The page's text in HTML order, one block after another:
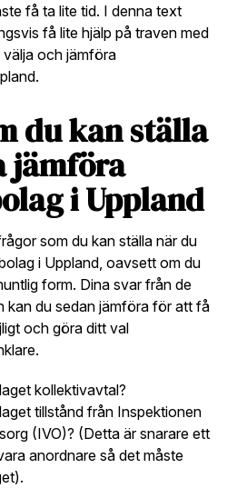
få ta lite tid. I denna text
få lite hjälp på traven med
och jämföra
du kan ställa
jämföra
i Uppland
som du kan ställa när du
i Uppland, oavsett om du
form. Dina svar från de
kan du sedan jämföra för att få
och göra ditt val
kollektivavtal?
tillstånd från Inspektionen
(IVO)? (Detta är snarare ett
anordnare så det måste